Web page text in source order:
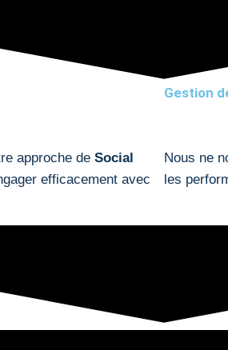
approche de Social
efficacement avec
Gestion
Nous ne
les